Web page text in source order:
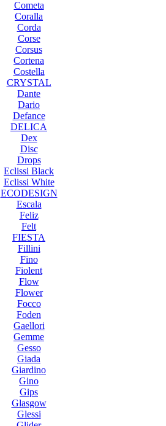
Cometa
Coralla
Corda
Corse
Corsus
Cortena
Costella
CRYSTAL
Dante
Dario
Defance
DELICA
Dex
Disc
Drops
Eclissi Black
Eclissi White
ECODESIGN
Escala
Feliz
Felt
FIESTA
Fillini
Fino
Fiolent
Flow
Flower
Focco
Foden
Gaellori
Gemme
Gesso
Giada
Giardino
Gino
Gips
Glasgow
Glessi